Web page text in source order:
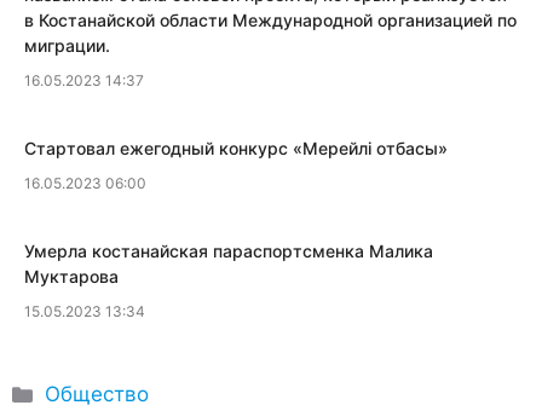
в Костанайской области Международной организацией по
миграции.
16.05.2023 14:37
​Стартовал ежегодный конкурс «Мерейлi отбасы»
16.05.2023 06:00
​Умерла костанайская параспортсменка Малика
Муктарова
15.05.2023 13:34
Рубрики
Общество